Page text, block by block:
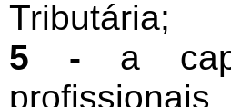
Tributária;
5 - a